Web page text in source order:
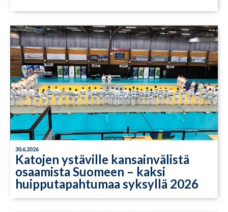
30.6.2026
Katojen ystäville kansainvälistä
osaamista Suomeen – kaksi
huipputapahtumaa syksyllä 2026